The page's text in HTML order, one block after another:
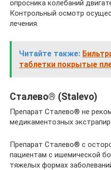
опросника колебаний
Контрольный осмотр
лечения.
Читайте также:
таблетки покрытые
Сталево® (Stalevo)
Препарат Сталево® не
медикаментозных
Препарат Сталево® с
пациентам с ишемической
тяжелых формах